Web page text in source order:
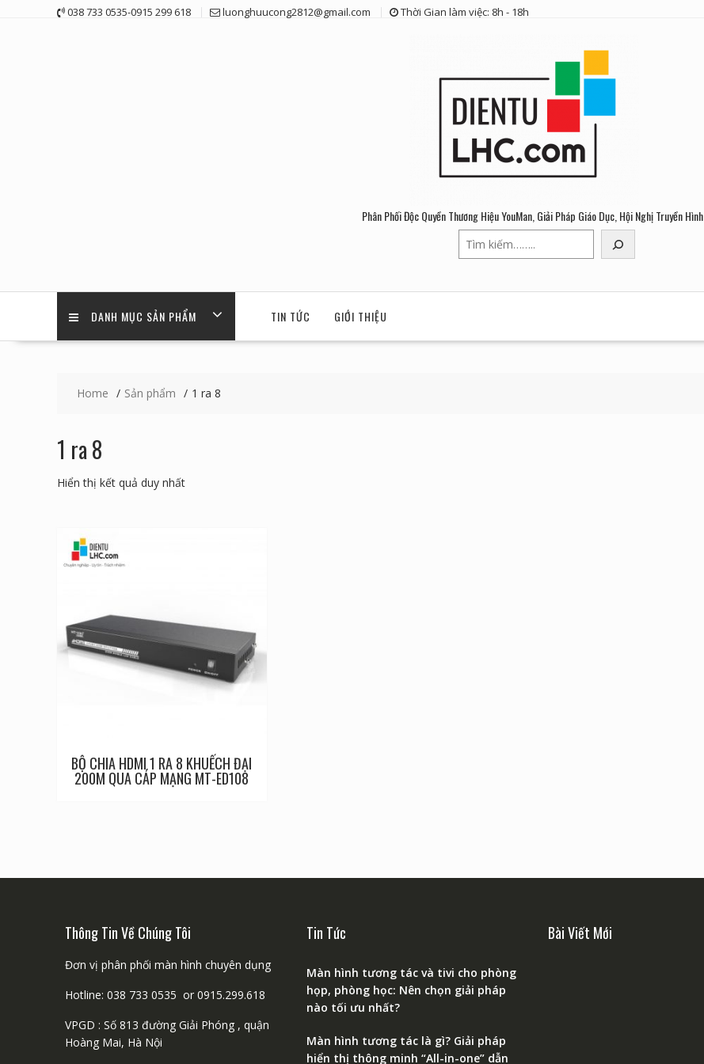
038 733 0535-0915 299 618 luonghuucong2812@gmail.com Thời Gian làm việc: 8h - 18h
Phân Phối Độc Quyền Thương Hiệu YouMan, Giải Pháp Giáo Dục, Hội Nghị Truyền Hình
kiếm
DANH MỤC SẢN PHẨM TIN TỨC GIỚI THIỆU
Home Sản phẩm 1 ra 8
1 ra 8
Hiển thị kết quả duy nhất
BỘ CHIA HDMI 1 RA 8 KHUẾCH ĐẠI
200M QUA CÁP MẠNG MT-ED108
Thông Tin Về Chúng Tôi
Đơn vị phân phối màn hình chuyên dụng
Hotline: 038 733 0535 or 0915.299.618
VPGD : Số 813 đường Giải Phóng , quận
Hoàng Mai, Hà Nội
Tin Tức
Màn hình tương tác và tivi cho phòng
họp, phòng học: Nên chọn giải pháp
nào tối ưu nhất?
Màn hình tương tác là gì? Giải pháp
hiển thị thông minh “All-in-one” dẫn
Bài Viết Mới